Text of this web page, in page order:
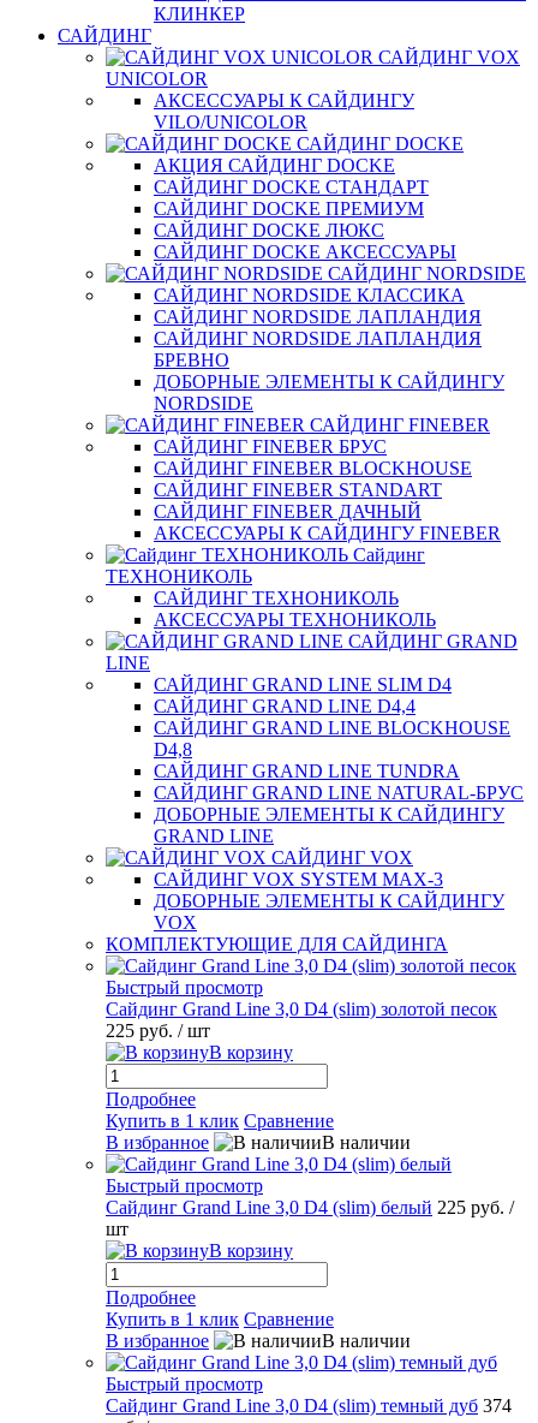
КЛИНКЕР
САЙДИНГ
САЙДИНГ VOX
UNICOLOR
АКСЕССУАРЫ К САЙДИНГУ
VILO/UNICOLOR
САЙДИНГ DOCKE
АКЦИЯ САЙДИНГ DOCKE
САЙДИНГ DOCKE СТАНДАРТ
САЙДИНГ DOCKE ПРЕМИУМ
САЙДИНГ DOCKE ЛЮКС
САЙДИНГ DOCKE АКСЕССУАРЫ
САЙДИНГ NORDSIDE
САЙДИНГ NORDSIDE КЛАССИКА
САЙДИНГ NORDSIDE ЛАПЛАНДИЯ
САЙДИНГ NORDSIDE ЛАПЛАНДИЯ
БРЕВНО
ДОБОРНЫЕ ЭЛЕМЕНТЫ К САЙДИНГУ
NORDSIDE
САЙДИНГ FINEBER
САЙДИНГ FINEBER БРУС
САЙДИНГ FINEBER BLOCKHOUSE
САЙДИНГ FINEBER STANDART
САЙДИНГ FINEBER ДАЧНЫЙ
АКСЕССУАРЫ К САЙДИНГУ FINEBER
Сайдинг
ТЕХНОНИКОЛЬ
САЙДИНГ ТЕХНОНИКОЛЬ
АКСЕССУАРЫ ТЕХНОНИКОЛЬ
САЙДИНГ GRAND
LINE
САЙДИНГ GRAND LINE SLIM D4
САЙДИНГ GRAND LINE D4,4
САЙДИНГ GRAND LINE BLOCKHOUSE
D4,8
САЙДИНГ GRAND LINE TUNDRA
САЙДИНГ GRAND LINE NATURAL-БРУС
ДОБОРНЫЕ ЭЛЕМЕНТЫ К САЙДИНГУ
GRAND LINE
САЙДИНГ VOX
САЙДИНГ VOX SYSTEM MAX-3
ДОБОРНЫЕ ЭЛЕМЕНТЫ К САЙДИНГУ
VOX
КОМПЛЕКТУЮЩИЕ ДЛЯ САЙДИНГА
Быстрый просмотр
Сайдинг Grand Line 3,0 D4 (slim) золотой песок
225 руб. / шт
В корзину
Подробнее
Купить в 1 клик Сравнение
В избранное
В наличии
Быстрый просмотр
Сайдинг Grand Line 3,0 D4 (slim) белый 225 руб. /
шт
В корзину
Подробнее
Купить в 1 клик Сравнение
В избранное
В наличии
Быстрый просмотр
Сайдинг Grand Line 3,0 D4 (slim) темный дуб 374